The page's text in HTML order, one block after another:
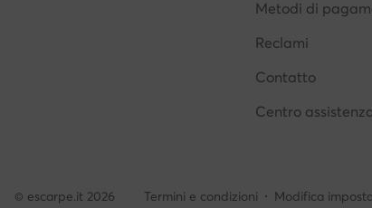
Metodi di
Reclami
Contatto
Centro assistenza
© escarpe.it 2026 Termini e condizioni Modifica